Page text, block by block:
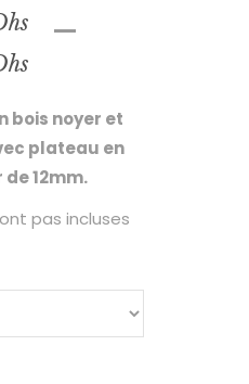
–
de
prix :
16
500 Dhs
à
bois noyer et
plateau en
12mm.
pas incluses